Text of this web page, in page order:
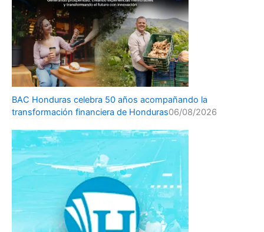
BAC Honduras celebra 50 años acompañando la
transformación financiera de Honduras06/08/2026